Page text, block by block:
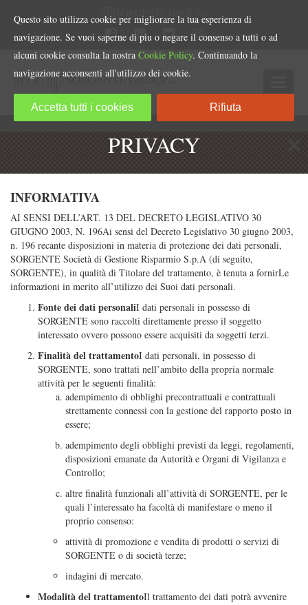
PRIVACY
INFORMATIVA
AI SENSI DELL’ART. 13 DEL DECRETO LEGISLATIVO 30
GIUGNO 2003, N. 196Ai sensi del Decreto Legislativo 30 giugno 2003,
n. 196 recante disposizioni in materia di protezione dei dati personali,
SORGENTE Società di Gestione Risparmio S.p.A (di seguito,
SORGENTE), in qualità di Titolare del trattamento, è tenuta a fornirLe
informazioni in merito all’utilizzo dei Suoi dati personali.
Fonte dei dati personaliI dati personali in possesso di
SORGENTE sono raccolti direttamente presso il soggetto
interessato ovvero possono essere acquisiti da soggetti terzi.
Finalità del trattamentoI dati personali, in possesso di
SORGENTE, sono trattati nell’ambito della propria normale
attività per le seguenti finalità:
adempimento di obblighi precontrattuali e contrattuali
strettamente connessi con la gestione del rapporto posto in
essere;
adempimento degli obblighi previsti da leggi, regolamenti,
disposizioni emanate da Autorità e Organi di Vigilanza e
Controllo;
altre finalità funzionali all’attività di SORGENTE, per le
quali l’interessato ha facoltà di manifestare o meno il
proprio consenso:
attività di promozione e vendita di prodotti o servizi di
SORGENTE o di società terze;
indagini di mercato.
Modalità del trattamentoIl trattamento dei dati potrà avvenire
Questo sito utilizza cookie per migliorare la tua esperienza di
navigazione. Se vuoi saperne di piu o negare il consenso a tutti o ad
alcuni cookie consulta la nostra Cookie Policy. Continuando la
navigazione acconsenti all'utilizzo dei cookie.
Accetta tutti i cookies Rifiuta